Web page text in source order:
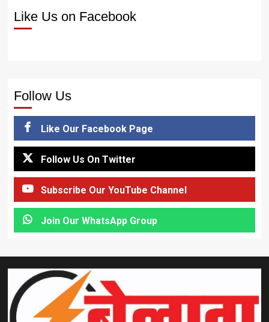
Like Us on Facebook
Follow Us
Like Our Facebook Page
Follow Us On Twitter
Subscribe Our YouTube Channel
Join Our WhatsApp Group